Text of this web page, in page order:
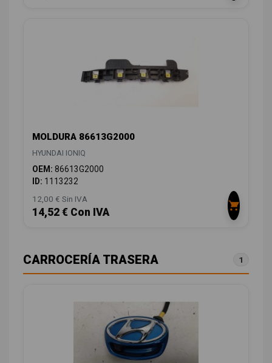
MOLDURA 86613G2000
HYUNDAI IONIQ
OEM: 86613G2000
ID: 1113232
12,00 € Sin IVA
14,52 € Con IVA
CARROCERÍA TRASERA 1